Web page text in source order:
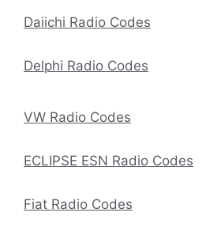
Daiichi Radio Codes
Delphi Radio Codes
VW Radio Codes
ECLIPSE ESN Radio Codes
Fiat Radio Codes